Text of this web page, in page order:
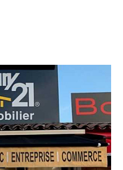
Immobilier
II
- 20166
message